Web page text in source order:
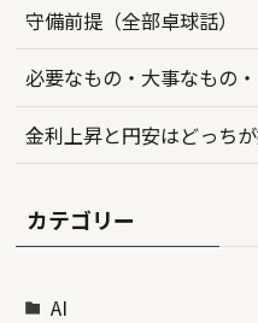
守備前提（全部卓球話）
必要なもの・大事なもの
金利上昇と円安はどっち
カテゴリー
AI